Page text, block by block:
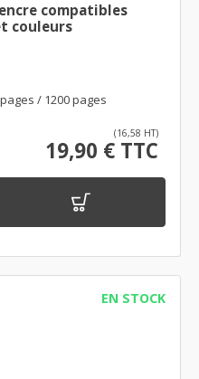
compatibles
couleurs
/ 1200 pages
(16,58 HT)
19,90 € TTC
EN STOCK